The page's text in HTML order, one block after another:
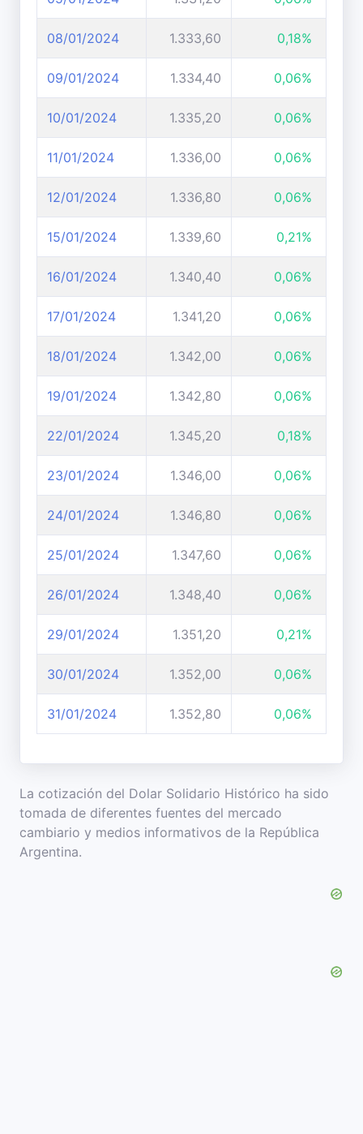
08/01/2024 1.333,60 0,18%
09/01/2024 1.334,40 0,06%
10/01/2024 1.335,20 0,06%
11/01/2024 1.336,00 0,06%
12/01/2024 1.336,80 0,06%
15/01/2024 1.339,60 0,21%
16/01/2024 1.340,40 0,06%
17/01/2024 1.341,20 0,06%
18/01/2024 1.342,00 0,06%
19/01/2024 1.342,80 0,06%
22/01/2024 1.345,20 0,18%
23/01/2024 1.346,00 0,06%
24/01/2024 1.346,80 0,06%
25/01/2024 1.347,60 0,06%
26/01/2024 1.348,40 0,06%
29/01/2024 1.351,20 0,21%
30/01/2024 1.352,00 0,06%
31/01/2024 1.352,80 0,06%
La cotización del Dolar Solidario Histórico ha sido
tomada de diferentes fuentes del mercado
cambiario y medios informativos de la República
Argentina.